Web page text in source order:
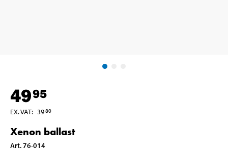
4995
EX. VAT: 3980
Xenon ballast
Art.76-014